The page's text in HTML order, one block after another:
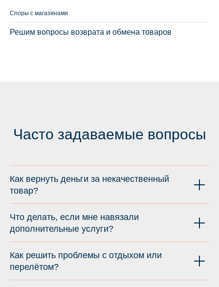
Споры с магазинами
Решим вопросы возврата и обмена товаров
Часто задаваемые вопросы
Как вернуть деньги за некачественный
товар?
Что делать, если мне навязали
дополнительные услуги?
Как решить проблемы с отдыхом или
перелётом?